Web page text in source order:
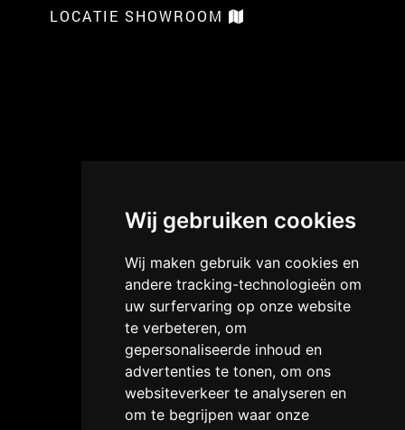
Wij gebruiken cookies
Wij maken gebruik van cookies en
andere tracking-technologieën om
uw surfervaring op onze website
te verbeteren, om
gepersonaliseerde inhoud en
advertenties te tonen, om ons
websiteverkeer te analyseren en
om te begrijpen waar onze
LOCATIE SHOWROOM